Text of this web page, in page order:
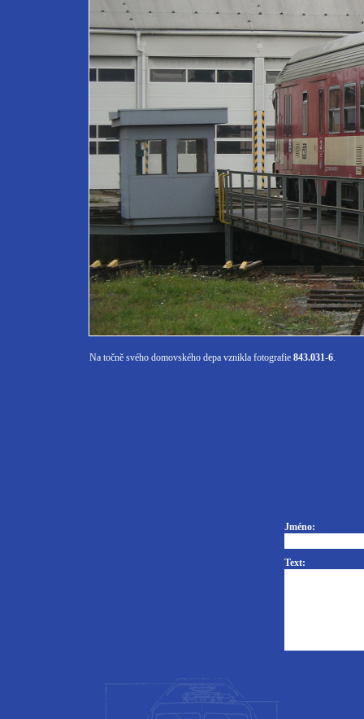
Na točně svého domovského depa vznikla fotografie 843.031-6.
Jméno:
Text: